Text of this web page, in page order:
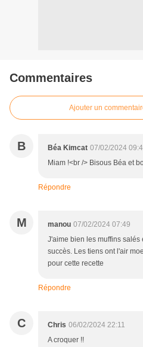
Commentaires
Ajouter un
B Béa Kimcat 07/02/2024
Miam !<br /> Bisous Béa et
Répondre
M manou 07/02/2024 07:49
J'aime bien les muffins salés
succès. Les tiens ont l'air
pour cette recette
Répondre
C Chris 06/02/2024 22:11
A croquer !!